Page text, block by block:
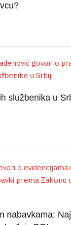
službenika u
nabavkama: